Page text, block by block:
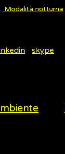
Modalità notturna
skype